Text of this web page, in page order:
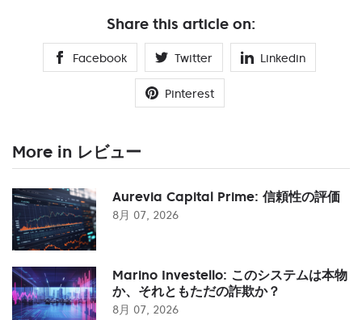
Share this article on:
Facebook Twitter Linkedin
Pinterest
More in レビュー
Aurevia Capital Prime: 信頼性の評価
8月 07, 2026
Marino Investello: このシステムは本物
か、それともただの詐欺か？
8月 07, 2026